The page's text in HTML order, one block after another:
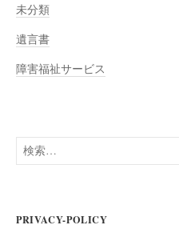
未分類
遺言書
障害福祉サービス
検
索:
PRIVACY-POLICY